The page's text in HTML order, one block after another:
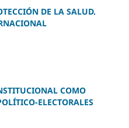
DE LA SALUD.
COMO
ELECTORALES